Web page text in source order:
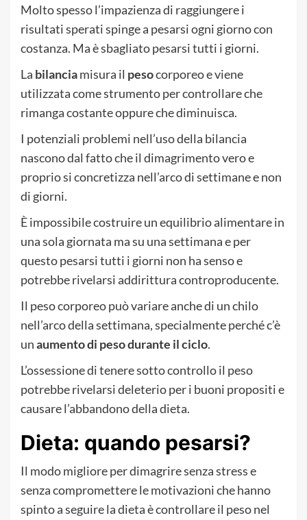
Molto spesso l’impazienza di raggiungere i
risultati sperati spinge a pesarsi ogni giorno con
costanza. Ma è sbagliato pesarsi tutti i giorni.
La bilanciamisura il pesocorporeo e viene
utilizzata come strumento per controllare che
rimanga costante oppure che diminuisca.
I potenziali problemi nell’uso della bilancia
nascono dal fatto che il dimagrimento vero e
proprio si concretizza nell’arco di settimane e non
di giorni.
È impossibile costruire un equilibrio alimentare in
una sola giornata ma su una settimana e per
questo pesarsi tutti i giorni non ha senso e
potrebbe rivelarsi addirittura controproducente.
Il peso corporeo può variare anche di un chilo
nell’arco della settimana, specialmente perché c’è
unaumento di peso durante il ciclo.
L’ossessione di tenere sotto controllo il peso
potrebbe rivelarsi deleterio per i buoni propositi e
causare l’abbandono della dieta.
Dieta: quando pesarsi?
Il modo migliore per dimagrire senza stress e
senza compromettere le motivazioni che hanno
spinto a seguire la dieta è controllare il peso nel